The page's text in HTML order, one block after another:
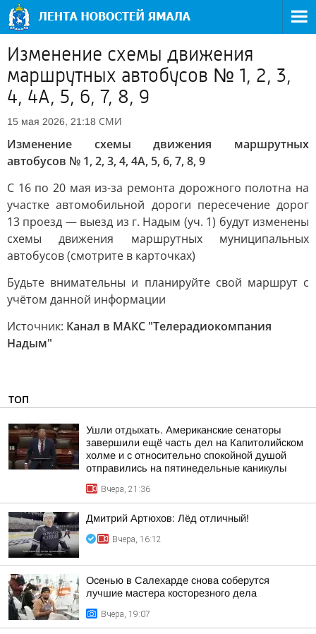
Изменение схемы движения
маршрутных автобусов № 1, 2, 3,
4, 4А, 5, 6, 7, 8, 9
15 мая 2026, 21:18 СМИ
Изменение схемы движения маршрутных
автобусов № 1, 2, 3, 4, 4А, 5, 6, 7, 8, 9
С 16 по 20 мая из-за ремонта дорожного полотна на
участке автомобильной дороги пересечение дорог
13 проезд — выезд из г. Надым (уч. 1) будут изменены
схемы движения маршрутных муниципальных
автобусов (смотрите в карточках)
Будьте внимательны и планируйте свой маршрут с
учётом данной информации
Источник: Канал в МАКС "Телерадиокомпания
Надым"
ТОП
Ушли отдыхать. Американские сенаторы
завершили ещё часть дел на Капитолийском
холме и с относительно спокойной душой
отправились на пятинедельные каникулы
Вчера, 21:36
Дмитрий Артюхов: Лёд отличный!
Вчера, 16:12
Осенью в Салехарде снова соберутся
лучшие мастера косторезного дела
Вчера, 19:07